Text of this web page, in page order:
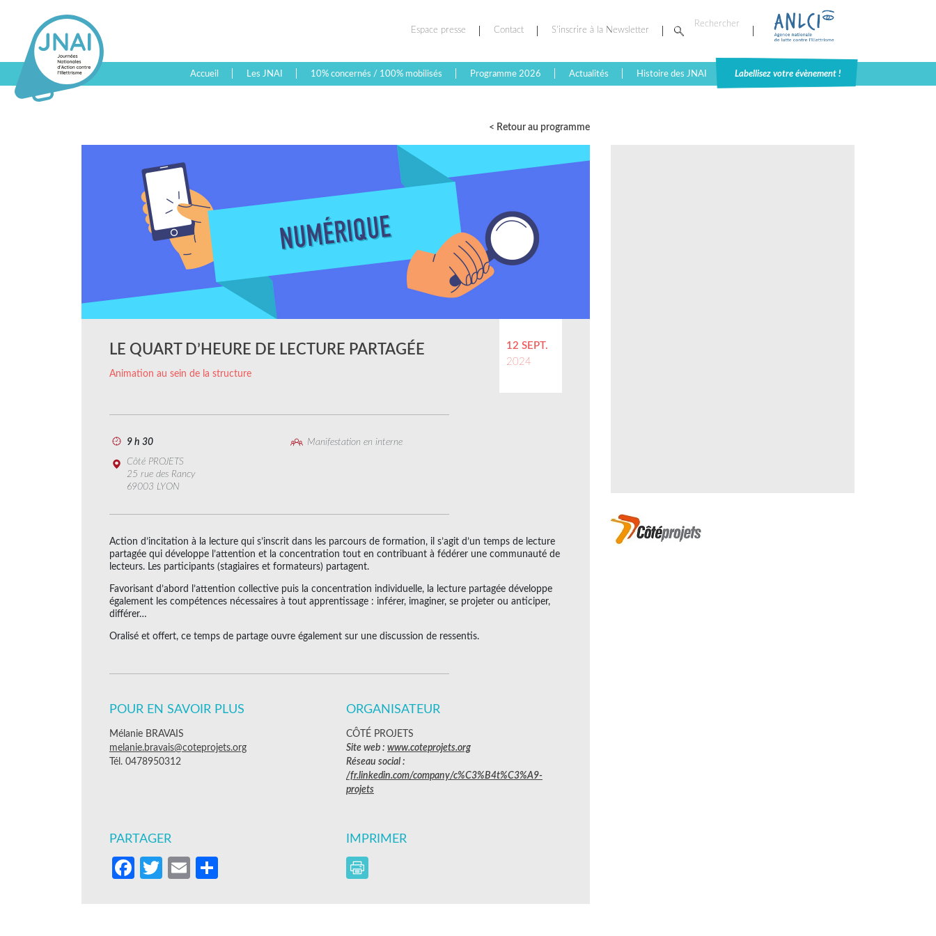
Espace presse Contact S’inscrire à la Newsletter
Accueil Les JNAI 10% concernés / 100% mobilisés Programme 2026 Actualités Histoire des JNAI Labellisez votre évènement !
< Retour au programme
12 SEPT.
2024
LE QUART D’HEURE DE LECTURE PARTAGÉE
Animation au sein de la structure
9 h 30
Manifestation en interne
Côté PROJETS
25 rue des Rancy
69003 LYON
Action d’incitation à la lecture qui s’inscrit dans les parcours de formation, il s’agit d’un temps de lecture
partagée qui développe l’attention et la concentration tout en contribuant à fédérer une communauté de
lecteurs. Les participants (stagiaires et formateurs) partagent.
Favorisant d’abord l’attention collective puis la concentration individuelle, la lecture partagée développe
également les compétences nécessaires à tout apprentissage : inférer, imaginer, se projeter ou anticiper,
différer…
Oralisé et offert, ce temps de partage ouvre également sur une discussion de ressentis.
POUR EN SAVOIR PLUS
Mélanie BRAVAIS
melanie.bravais@coteprojets.org
Tél. 0478950312
ORGANISATEUR
CÔTÉ PROJETS
Site web : www.coteprojets.org
Réseau social :
/fr.linkedin.com/company/c%C3%B4t%C3%A9-
projets
PARTAGER
Facebook
Twitter
Email
IMPRIMER